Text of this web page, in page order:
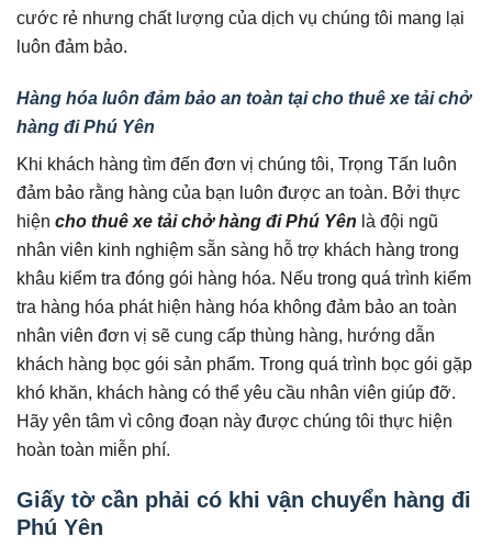
cước rẻ nhưng chất lượng của dịch vụ chúng tôi mang lại
luôn đảm bảo.
Hàng hóa luôn đảm bảo an toàn tại cho thuê xe tải chở
hàng đi Phú Yên
Khi khách hàng tìm đến đơn vị chúng tôi, Trọng Tấn luôn
đảm bảo rằng hàng của bạn luôn được an toàn. Bởi thực
hiện cho thuê xe tải chở hàng đi Phú Yên là đội ngũ
nhân viên kinh nghiệm sẵn sàng hỗ trợ khách hàng trong
khâu kiểm tra đóng gói hàng hóa. Nếu trong quá trình kiểm
tra hàng hóa phát hiện hàng hóa không đảm bảo an toàn
nhân viên đơn vị sẽ cung cấp thùng hàng, hướng dẫn
khách hàng bọc gói sản phẩm. Trong quá trình bọc gói gặp
khó khăn, khách hàng có thể yêu cầu nhân viên giúp đỡ.
Hãy yên tâm vì công đoạn này được chúng tôi thực hiện
hoàn toàn miễn phí.
Giấy tờ cần phải có khi vận chuyển hàng đi
Phú Yên